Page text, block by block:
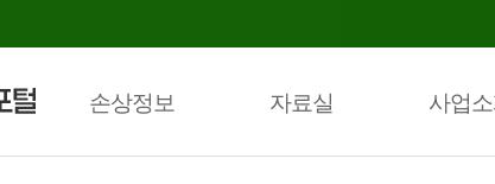
손상정보 자료실 사업소